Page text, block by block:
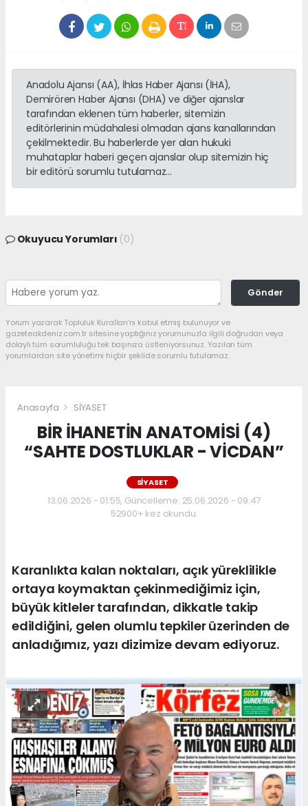
Anadolu Ajansı (AA), İhlas Haber Ajansı (İHA),
Demirören Haber Ajansı (DHA) ve diğer ajanslar
tarafından eklenen tüm haberler, sitemizin
editörlerinin müdahalesi olmadan ajans kanallarından
çekilmektedir. Bu haberlerde yer alan hukuki
muhataplar haberi geçen ajanslar olup sitemizin hiç
bir editörü sorumlu tutulamaz...
Okuyucu Yorumları (0)
Gönder
Yorum yazarak Topluluk Kuralları’nı kabul etmiş bulunuyor ve
gazeteakdeniz.com.tr sitesine yaptığınız yorumunuzla ilgili doğrudan veya
dolaylı tüm sorumluluğu tek başınıza üstleniyorsunuz. Yazılan tüm
yorumlardan site yönetimi hiçbir şekilde sorumlu tutulamaz.
Anasayfa SİYASET
BİR İHANETİN ANATOMİSİ (4)
“SAHTE DOSTLUKLAR - VİCDAN”
SİYASET
13.06.2026 - 01:55, Güncelleme: 25.06.2026 - 09:47
52900+ kez okundu.
Karanlıkta kalan noktaları, açık yüreklilikle
ortaya koymaktan çekinmediğimiz için,
büyük kitleler tarafından, dikkatle takip
edildiğini, gelen olumlu tepkiler üzerinden de
anladığımız, yazı dizimize devam ediyoruz.